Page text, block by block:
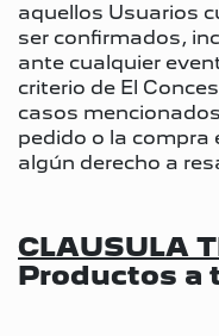
aquellos Usuarios
ser confirmados,
ante cualquier
criterio de El
casos
pedido o la compra
algún derecho a
CLAUSULA
Productos a